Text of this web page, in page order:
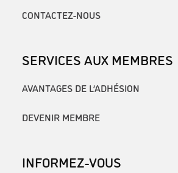
CONTACTEZ-NOUS
SERVICES AUX MEMBRES
AVANTAGES DE L’ADHÉSION
DEVENIR MEMBRE
INFORMEZ-VOUS